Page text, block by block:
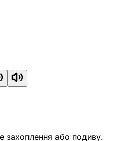
захоплення або подиву.